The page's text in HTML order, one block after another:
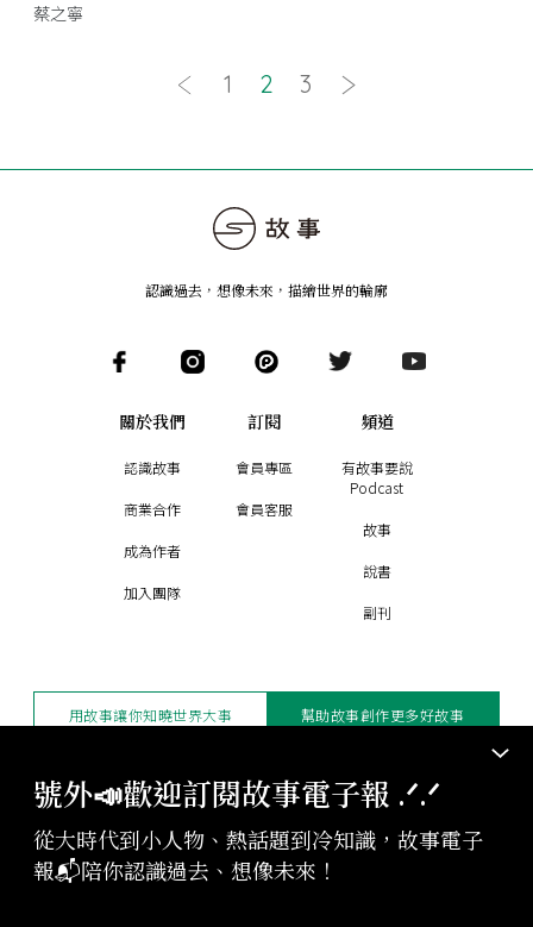
蔡之寧
1 2 3
號外📣歡迎訂閱故事電子報 .ᐟ‪‪.ᐟ
從大時代到小人物、熱話題到冷知識，故事電子
報📬陪你認識過去、想像未來！
認識過去，想像未來 ， 描繪世界的輪廓
關於我們
認識故事
商業合作
成為作者
加入團隊
訂閱
會員專區
會員客服
頻道
有故事要說
Podcast
故事
說書
副刊
版權聲明與轉載規範
授權與合作：contact@storystudio.tw
用故事讓你知曉世界大事 幫助故事創作更多好故事